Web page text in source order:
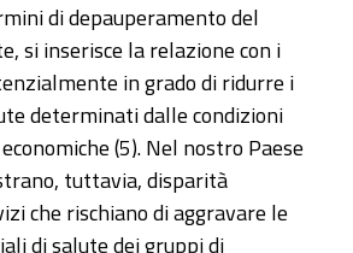
di depauperamento del
si inserisce la relazione con i
in grado di ridurre i
determinati dalle condizioni
(5). Nel nostro Paese
tuttavia, disparità
che rischiano di aggravare le
di salute dei gruppi di